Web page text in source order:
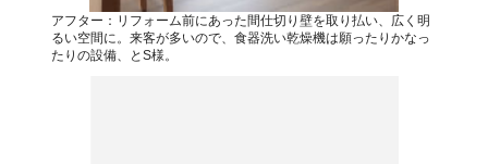
アフター：リフォーム前にあった間仕切り壁を取り払い、広く明
るい空間に。来客が多いので、食器洗い乾燥機は願ったりかなっ
たりの設備、とS様。